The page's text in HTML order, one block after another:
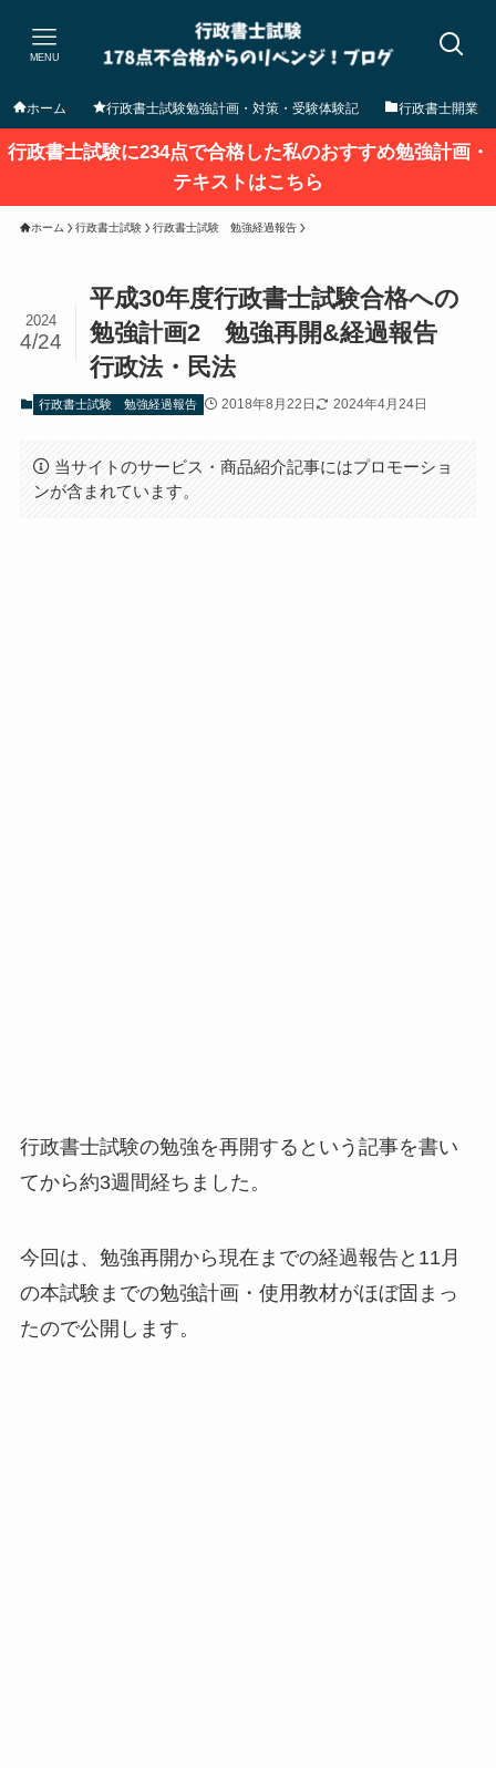
MENU
ホーム 行政書士試験勉強計画・対策・受験体験記 行政書士開業
行政書士試験に234点で合格した私のおすすめ勉強計画・
テキストはこちら
ホーム 行政書士試験 行政書士試験 勉強経過報告
平成30年度行政書士試験合格への
勉強計画2 勉強再開&経過報告
行政法・民法
2024
4/24
行政書士試験 勉強経過報告 2018年8月22日 2024年4月24日
当サイトのサービス・商品紹介記事にはプロモーショ
ンが含まれています。
行政書士試験の勉強を再開するという記事を書い
てから約3週間経ちました。
今回は、勉強再開から現在までの経過報告と11月
の本試験までの勉強計画・使用教材がほぼ固まっ
たので公開します。